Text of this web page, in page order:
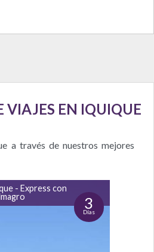
VIAJES EN IQUIQUE
a través de nuestros mejores
- Express con
3
Días